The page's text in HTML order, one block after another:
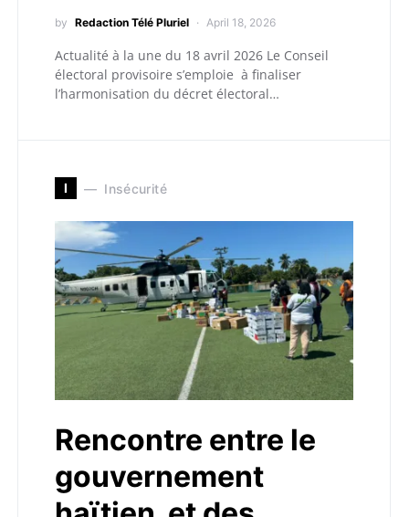
by Redaction Télé Pluriel April 18, 2026
Actualité à la une du 18 avril 2026 Le Conseil
électoral provisoire s’emploie à finaliser
l’harmonisation du décret électoral…
I Insécurité
Rencontre entre le
gouvernement